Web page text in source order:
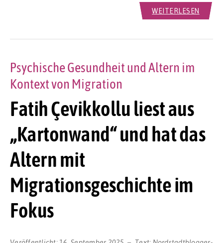
WEITERLESEN
Fatih Çevikkollu liest aus
„Kartonwand“ und hat das
Altern mit
Migrationsgeschichte im
Fokus
Psychische Gesundheit und Altern im
Kontext von Migration